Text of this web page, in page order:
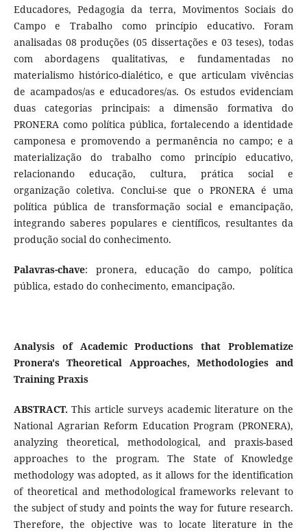
Educadores, Pedagogia da terra, Movimentos Sociais do
Campo e Trabalho como princípio educativo. Foram
analisadas 08 produções (05 dissertações e 03 teses), todas
com abordagens qualitativas, e fundamentadas no
materialismo histórico-dialético, e que articulam vivências
de acampados/as e educadores/as. Os estudos evidenciam
duas categorias principais: a dimensão formativa do
PRONERA como política pública, fortalecendo a identidade
camponesa e promovendo a permanência no campo; e a
materialização do trabalho como princípio educativo,
relacionando educação, cultura, prática social e
organização coletiva. Conclui-se que o PRONERA é uma
política pública de transformação social e emancipação,
integrando saberes populares e científicos, resultantes da
produção social do conhecimento.
Palavras-chave: pronera, educação do campo, política
pública, estado do conhecimento, emancipação.
Analysis of Academic Productions that Problematize
Pronera's Theoretical Approaches, Methodologies and
Training Praxis
ABSTRACT.This article surveys academic literature on the
National Agrarian Reform Education Program (PRONERA),
analyzing theoretical, methodological, and praxis-based
approaches to the program. The State of Knowledge
methodology was adopted, as it allows for the identification
of theoretical and methodological frameworks relevant to
the subject of study and points the way for future research.
Therefore, the objective was to locate literature in the